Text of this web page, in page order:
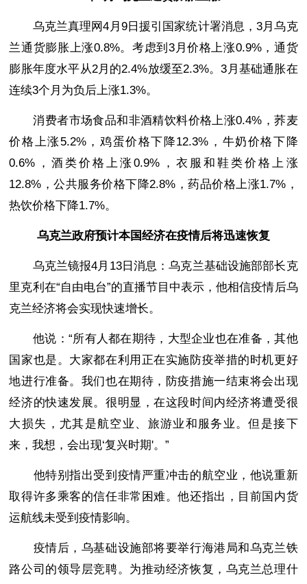
乌克兰真理网4月9日援引国家统计署消息，3月乌克
兰通货膨胀上涨0.8%。考虑到3月价格上涨0.9%，通货
膨胀年度水平从2月的2.4%放缓至2.3%。3月基础通胀在
连续3个月为负后上涨1.3%。
消费者市场食品和非酒精饮料价格上涨0.4%，荞麦
价格上涨5.2%，鸡蛋价格下降12.3%，牛奶价格下降
0.6%，酒类价格上涨0.9%，衣服和鞋类价格上涨
12.8%，公共服务价格下降2.8%，药品价格上涨1.7%，
热饮价格下降1.7%。
乌克兰政府预计本国经济在疫情后将迅速恢复
乌克兰镜报4月13日消息：乌克兰基础设施部部长克
里克利在“自由电台”的直播节目中表示，他相信疫情后乌
克兰经济将会实现快速增长。
他说：“所有人都在期待，大型企业也在准备，其他
国家也是。大家都在利用正在实施防疫举措的时机更好
地进行准备。我们也在期待，防疫措施一结束将会出现
经济的快速发展。很明显，在这段时间内经济将遭受很
大损失，尤其是航空业、旅游业和服务业。但是接下
来，我想，会出现‘复兴时期'。”
他特别指出受到疫情严重冲击的航空业，他说重新
取得许多乘客的信任非常困难。他还指出，目前国内货
运航线未受到疫情影响。
疫情后，乌基础设施部将要举行海港局和乌克兰铁
路公司的领导层竞聘。为推动经济恢复，乌克兰总理什